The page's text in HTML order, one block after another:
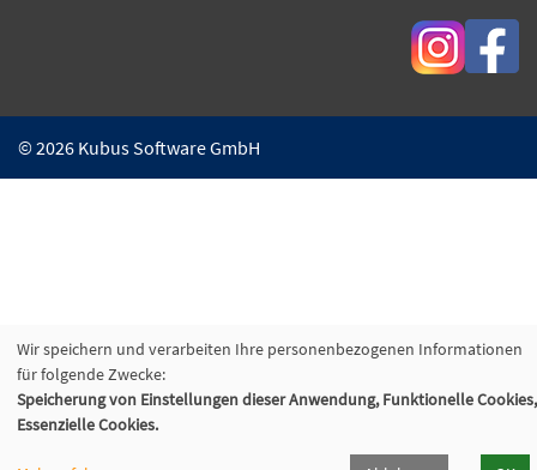
© 2026 Kubus Software GmbH
Wir speichern und verarbeiten Ihre personenbezogenen Informationen
für folgende Zwecke:
Speicherung von Einstellungen dieser Anwendung, Funktionelle Cookies,
Essenzielle Cookies.